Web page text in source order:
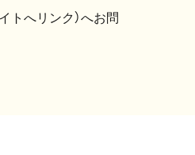
トへリンク）へお問